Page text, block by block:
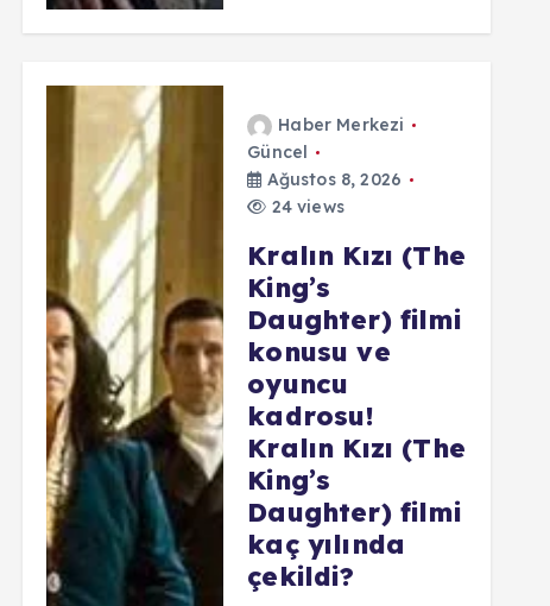
Haber Merkezi
Güncel
Ağustos 8, 2026
24 views
Kralın Kızı (The
King’s
Daughter) filmi
konusu ve
oyuncu
kadrosu!
Kralın Kızı (The
King’s
Daughter) filmi
kaç yılında
çekildi?